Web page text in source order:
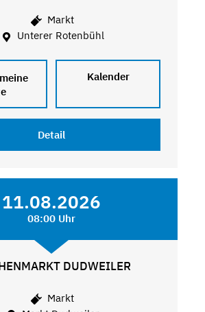
Markt
Unterer Rotenbühl
Kalender
Detail
11.08.2026
08:00 Uhr
DUDWEILER
Markt